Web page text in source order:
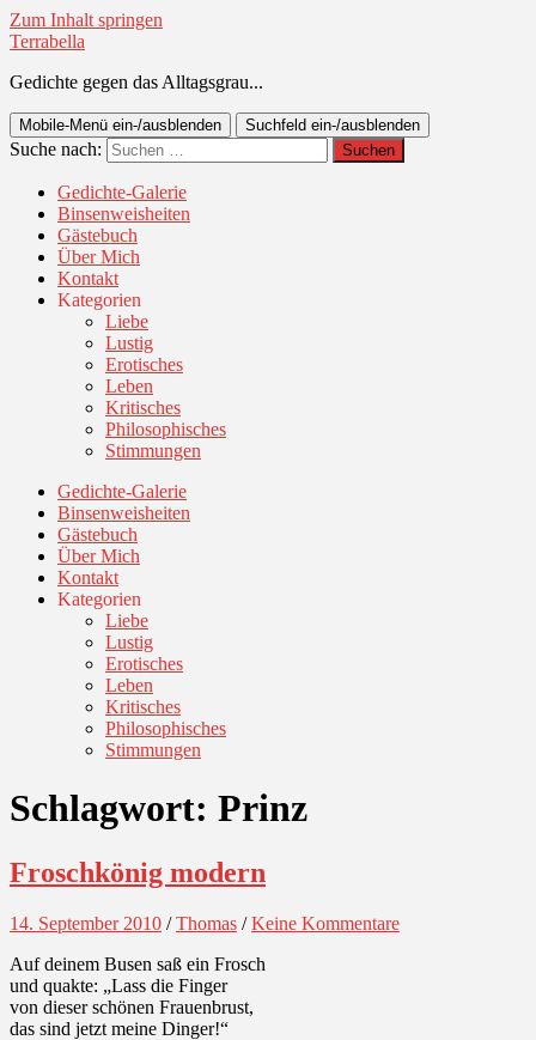
Zum Inhalt springen
Terrabella
Gedichte gegen das Alltagsgrau...
Mobile-Menü ein-/ausblenden Suchfeld ein-/ausblenden
Suche nach:
Gedichte-Galerie
Binsenweisheiten
Gästebuch
Über Mich
Kontakt
Kategorien
Liebe
Lustig
Erotisches
Leben
Kritisches
Philosophisches
Stimmungen
Gedichte-Galerie
Binsenweisheiten
Gästebuch
Über Mich
Kontakt
Kategorien
Liebe
Lustig
Erotisches
Leben
Kritisches
Philosophisches
Stimmungen
Schlagwort: Prinz
Froschkönig modern
14. September 2010 /Thomas /Keine Kommentare
Auf deinem Busen saß ein Frosch
und quakte: „Lass die Finger
von dieser schönen Frauenbrust,
das sind jetzt meine Dinger!“